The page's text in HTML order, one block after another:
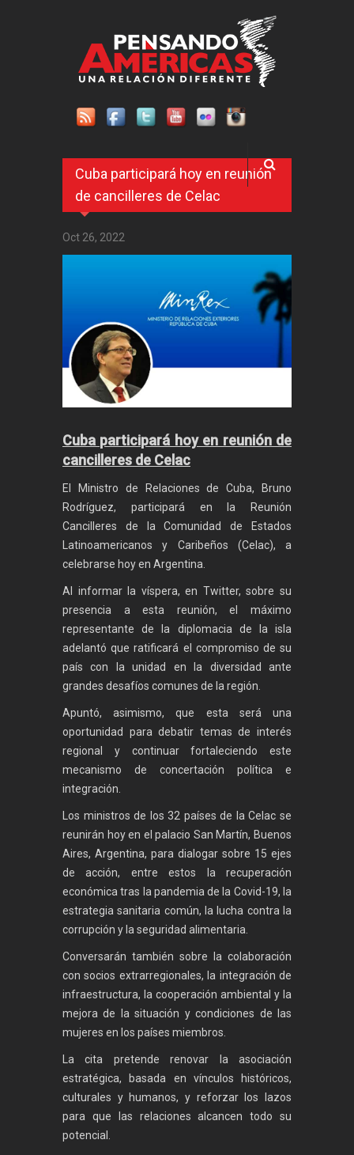
Cuba participará hoy en reunión
de cancilleres de Celac
Oct 26, 2022
Cuba participará hoy en reunión de
cancilleres de Celac
El Ministro de Relaciones de Cuba, Bruno
Rodríguez, participará en la Reunión
Cancilleres de la Comunidad de Estados
Latinoamericanos y Caribeños (Celac), a
celebrarse hoy en Argentina.
Al informar la víspera, en Twitter, sobre su
presencia a esta reunión, el máximo
representante de la diplomacia de la isla
adelantó que ratificará el compromiso de su
país con la unidad en la diversidad ante
grandes desafíos comunes de la región.
Apuntó, asimismo, que esta será una
oportunidad para debatir temas de interés
regional y continuar fortaleciendo este
mecanismo de concertación política e
integración.
Los ministros de los 32 países de la Celac se
reunirán hoy en el palacio San Martín, Buenos
Aires, Argentina, para dialogar sobre 15 ejes
de acción, entre estos la recuperación
económica tras la pandemia de la Covid-19, la
estrategia sanitaria común, la lucha contra la
corrupción y la seguridad alimentaria.
Conversarán también sobre la colaboración
con socios extrarregionales, la integración de
infraestructura, la cooperación ambiental y la
mejora de la situación y condiciones de las
mujeres en los países miembros.
La cita pretende renovar la asociación
estratégica, basada en vínculos históricos,
culturales y humanos, y reforzar los lazos
para que las relaciones alcancen todo su
potencial.